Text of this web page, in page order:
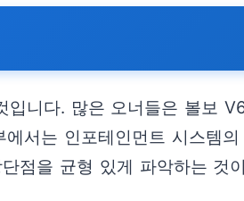
니다. 많은 오너들은 볼보
서는 인포테인먼트 시스템
점을 균형 있게 파악하는 것